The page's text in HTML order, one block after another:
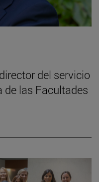
del servicio
de las Facultades